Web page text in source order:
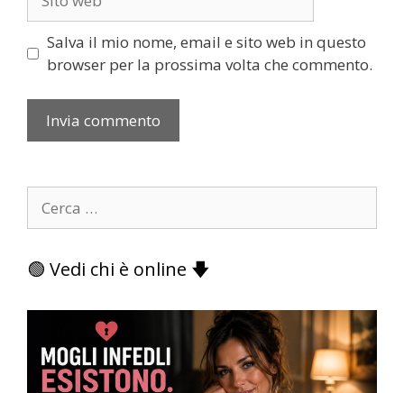
web
Salva il mio nome, email e sito web in questo
browser per la prossima volta che commento.
per:
🟢 Vedi chi è online 🡇